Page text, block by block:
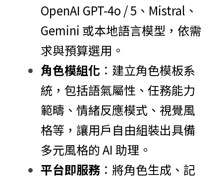
OpenAI GPT-4o / 5、Mistral、
Gemini 或本地語言模型，依需
求與預算選用。
角色模組化 ：建立角色模板系
統，包括語氣屬性、任務能力
範疇、情緒反應模式、視覺風
格等，讓用戶自由組裝出具備
多元風格的 AI 助理。
平台即服務 ：將角色生成、記